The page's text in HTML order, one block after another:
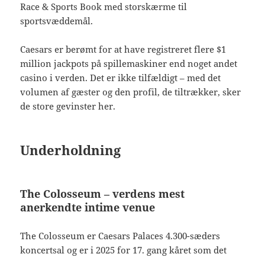
Race & Sports Book med storskærme til
sportsvæddemål.
Caesars er berømt for at have registreret flere $1
million jackpots på spillemaskiner end noget andet
casino i verden. Det er ikke tilfældigt – med det
volumen af gæster og den profil, de tiltrækker, sker
de store gevinster her.
Underholdning
The Colosseum – verdens mest
anerkendte intime venue
The Colosseum er Caesars Palaces 4.300-sæders
koncertsal og er i 2025 for 17. gang kåret som det